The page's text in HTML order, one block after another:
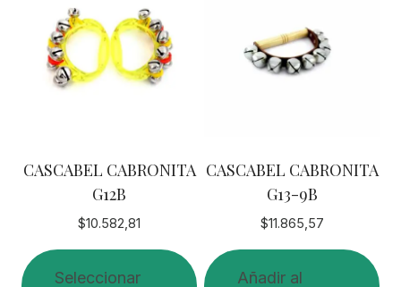
CASCABEL CABRONITA
G12B
$10.582,81
Seleccionar
CASCABEL CABRONITA
G13-9B
$11.865,57
Añadir al